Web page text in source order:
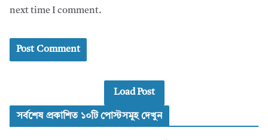
next time I comment.
Load Post
সর্বশেষ প্রকাশিত ১০টি পোস্টসমূহ দেখুন